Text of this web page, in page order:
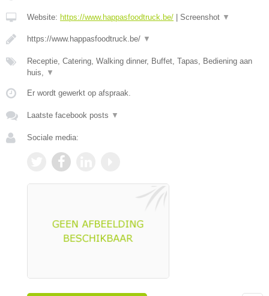
Website: https://www.happasfoodtruck.be/ | Screenshot ▼
https://www.happasfoodtruck.be/ ▼
Receptie, Catering, Walking dinner, Buffet, Tapas, Bediening aan
huis,
▼
Er wordt gewerkt op afspraak.
Laatste facebook posts ▼
Sociale media: